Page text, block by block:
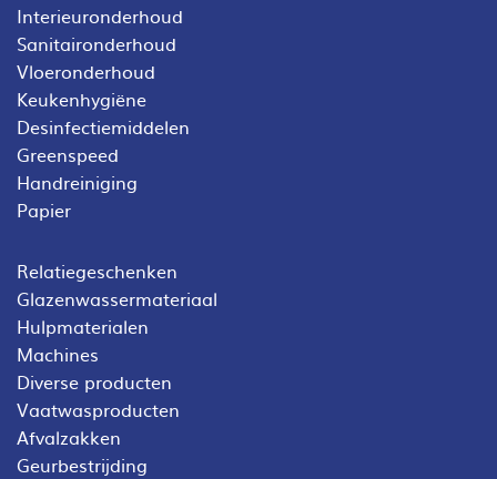
Interieuronderhoud
Sanitaironderhoud
Vloeronderhoud
Keukenhygiëne
Desinfectiemiddelen
Greenspeed
Handreiniging
Papier
Relatiegeschenken
Glazenwassermateriaal
Hulpmaterialen
Machines
Diverse producten
Vaatwasproducten
Afvalzakken
Geurbestrijding